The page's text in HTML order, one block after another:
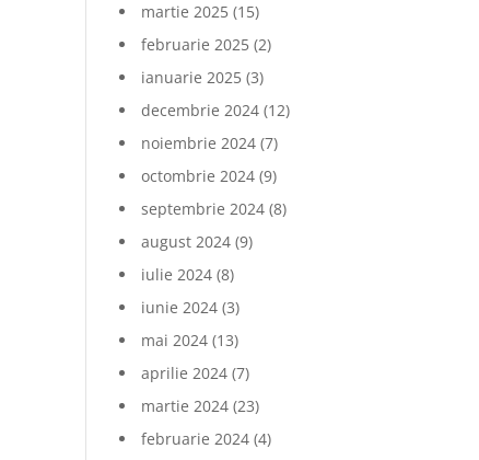
martie 2025 (15)
februarie 2025 (2)
ianuarie 2025 (3)
decembrie 2024 (12)
noiembrie 2024 (7)
octombrie 2024 (9)
septembrie 2024 (8)
august 2024 (9)
iulie 2024 (8)
iunie 2024 (3)
mai 2024 (13)
aprilie 2024 (7)
martie 2024 (23)
februarie 2024 (4)